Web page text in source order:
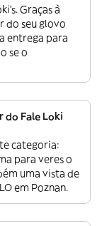
Graças à
do seu glovo
entrega para
se o
do Fale Loki
categoria:
para veres o
uma vista de
em Poznan.